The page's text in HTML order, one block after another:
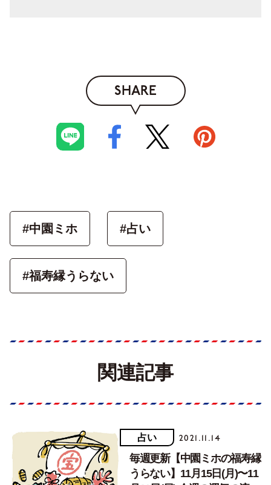
SHARE
#中園ミホ #占い
#福寿縁うらない
関連記事
占い 2021.11.14
毎週更新【中園ミホの福寿縁
うらない】11月15日(月)〜11